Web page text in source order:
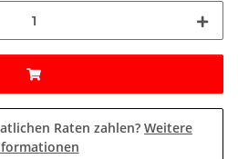
Raten zahlen? Weitere